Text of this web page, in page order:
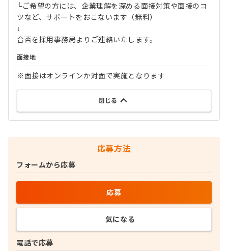
└ご希望の方には、企業理解を深める面接対策や面接のコ
ツなど、サポートをおこないます（無料）
↓
合否を採用事務局よりご連絡いたします。
面接地
※面接はオンラインか対面で実施となります
閉じる
応募方法
電話で応募
フォームから応募
応募
気になる